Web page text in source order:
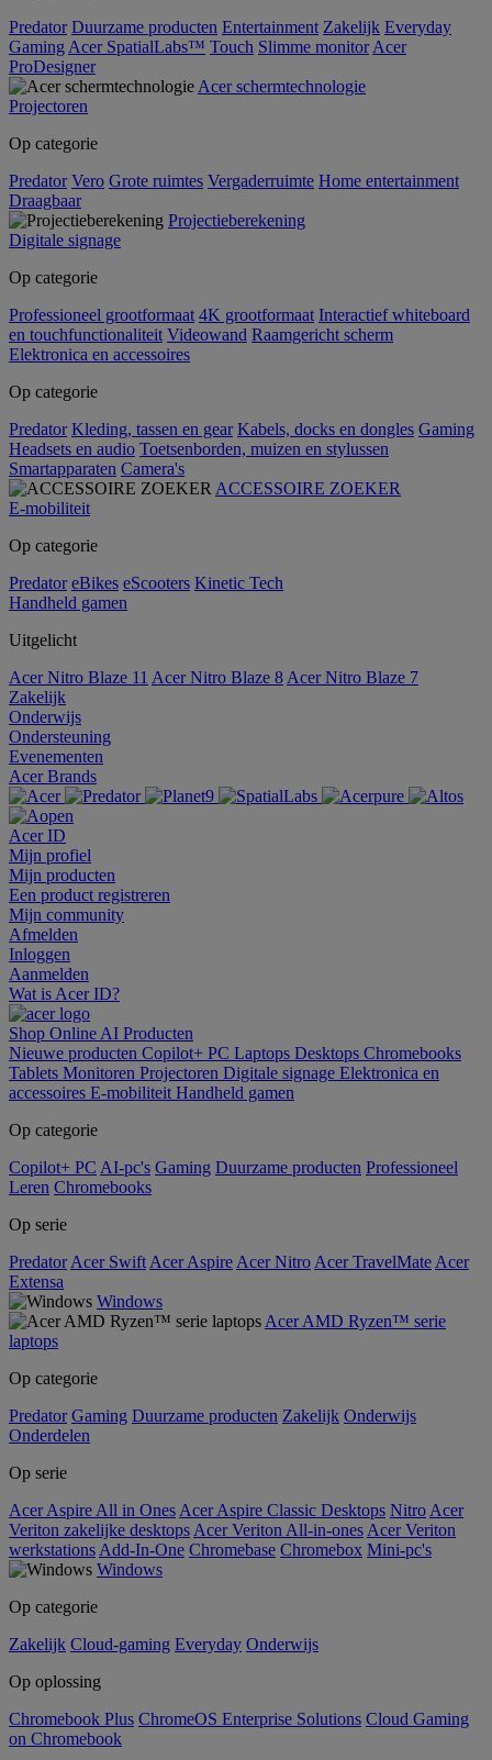
Predator Duurzame producten Entertainment Zakelijk Everyday
Gaming Acer SpatialLabs™ Touch Slimme monitor Acer
ProDesigner
Acer schermtechnologie
Projectoren
Op categorie
Predator Vero Grote ruimtes Vergaderruimte Home entertainment
Draagbaar
Projectieberekening
Digitale signage
Op categorie
Professioneel grootformaat 4K grootformaat Interactief whiteboard
en touchfunctionaliteit Videowand Raamgericht scherm
Elektronica en accessoires
Op categorie
Predator Kleding, tassen en gear Kabels, docks en dongles Gaming
Headsets en audio Toetsenborden, muizen en stylussen
Smartapparaten Camera's
ACCESSOIRE ZOEKER
E-mobiliteit
Op categorie
Predator eBikes eScooters Kinetic Tech
Handheld gamen
Uitgelicht
Acer Nitro Blaze 11 Acer Nitro Blaze 8 Acer Nitro Blaze 7
Zakelijk
Onderwijs
Ondersteuning
Evenementen
Acer Brands
Acer ID
Mijn profiel
Mijn producten
Een product registreren
Mijn community
Afmelden
Inloggen
Aanmelden
Wat is Acer ID?
Shop Online AI Producten
Nieuwe producten Copilot+ PC Laptops Desktops Chromebooks
Tablets Monitoren Projectoren Digitale signage Elektronica en
accessoires E-mobiliteit Handheld gamen
Op categorie
Copilot+ PC AI-pc's Gaming Duurzame producten Professioneel
Leren Chromebooks
Op serie
Predator Acer Swift Acer Aspire Acer Nitro Acer TravelMate Acer
Extensa
Windows
Acer AMD Ryzen™ serie
laptops
Op categorie
Predator Gaming Duurzame producten Zakelijk Onderwijs
Onderdelen
Op serie
Acer Aspire All in Ones Acer Aspire Classic Desktops Nitro Acer
Veriton zakelijke desktops Acer Veriton All-in-ones Acer Veriton
werkstations Add-In-One Chromebase Chromebox Mini-pc's
Windows
Op categorie
Zakelijk Cloud-gaming Everyday Onderwijs
Op oplossing
Chromebook Plus ChromeOS Enterprise Solutions Cloud Gaming
on Chromebook